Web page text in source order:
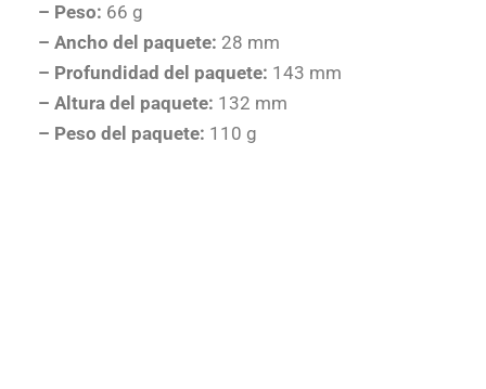
– Peso: 66 g
– Ancho del paquete: 28 mm
– Profundidad del paquete: 143 mm
– Altura del paquete: 132 mm
– Peso del paquete: 110 g